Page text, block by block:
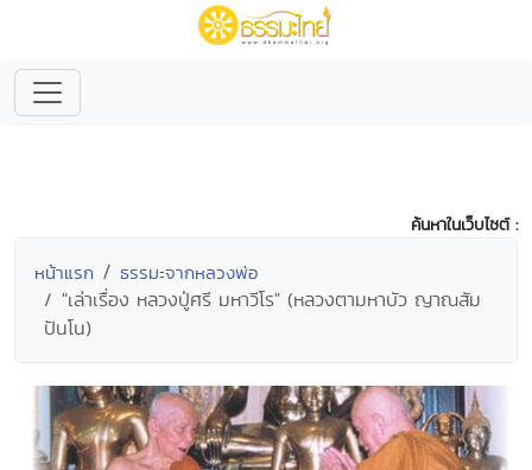
ค้นหาในเว็บไซต์ :
หน้าแรก ธรรมะจากหลวงพ่อ
"เล่าเรื่อง หลวงปู่ศรี มหาวีโร" (หลวงตามหาบัว ญาณสัม
ปันโน)